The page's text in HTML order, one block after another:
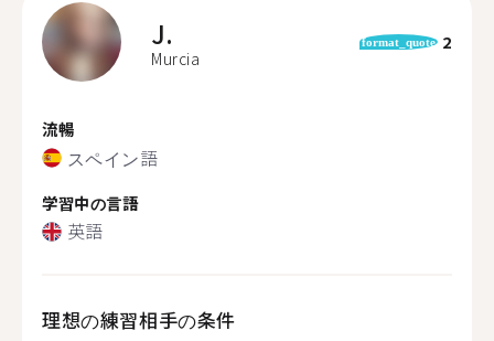
J.
Murcia
format_quote 2
流暢
スペイン語
学習中の言語
英語
理想の練習相手の条件